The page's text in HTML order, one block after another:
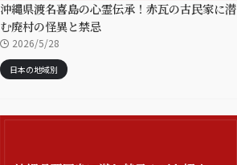
沖縄県渡名喜島の心霊伝承！赤瓦の古民家に潜
む廃村の怪異と禁忌
2026/5/28
日本の地域別